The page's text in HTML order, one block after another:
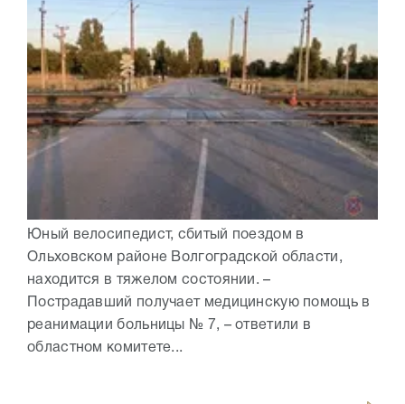
Юный велосипедист, сбитый поездом в
Ольховском районе Волгоградской области,
находится в тяжелом состоянии. –
Пострадавший получает медицинскую помощь в
реанимации больницы № 7, – ответили в
областном комитете...